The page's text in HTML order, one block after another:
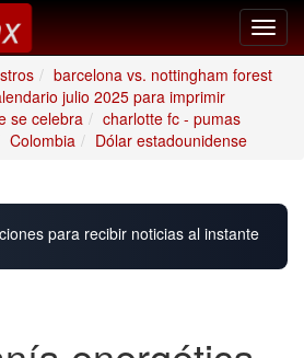
barcelona vs. nottingham forest
julio 2025 para imprimir
se celebra
charlotte fc - pumas
Colombia Dólar estadounidense
para recibir noticias al instante